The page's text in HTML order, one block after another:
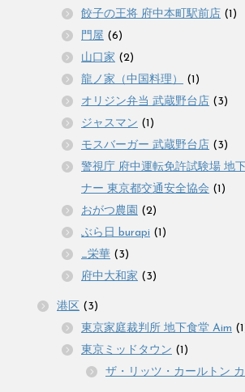
餃子の王将 府中本町駅前店 (1)
門屋 (6)
山口家 (2)
龍ノ家（中国料理）
(1)
オリジン弁当 武蔵野台店 (3)
ジャスマン (1)
モスバーガー 武蔵野台店 (3)
警視庁 府中運転免許試験場 地
ナー 東京都交通安全協会 (1)
おがつ農園 (2)
ぶら日 burapi (1)
_栄華 (3)
府中大和家 (3)
港区 (3)
東京家庭裁判所 地下食堂 Aim
東京ミッドタウン (1)
ザ・リッツ・カールトン